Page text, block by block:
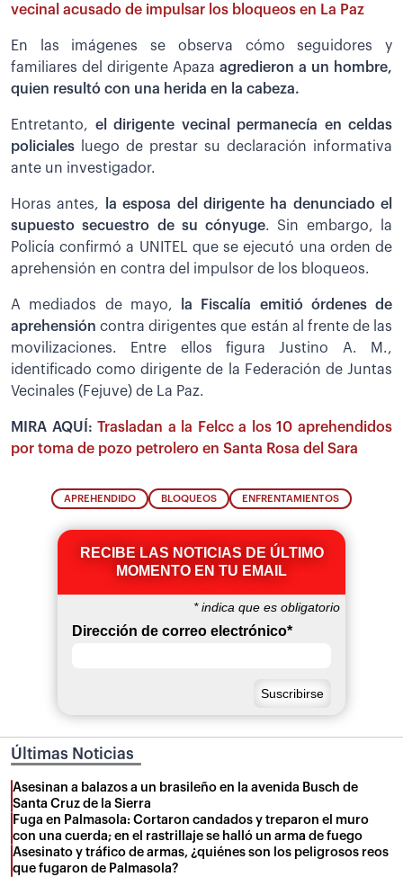
vecinal acusado de impulsar los bloqueos en La Paz
En las imágenes se observa cómo seguidores y
familiares del dirigente Apaza agredieron a un hombre,
quien resultó con una herida en la cabeza.
Entretanto, el dirigente vecinal permanecía en celdas
policiales luego de prestar su declaración informativa
ante un investigador.
Horas antes,
la esposa del dirigente ha denunciado el
supuesto secuestro de su cónyuge. Sin embargo, la
Policía confirmó a UNITEL que se ejecutó una orden de
aprehensión en contra del impulsor de los bloqueos.
A mediados de mayo, la Fiscalía emitió órdenes de
aprehensión contra dirigentes que están al frente de las
movilizaciones. Entre ellos figura Justino A. M.,
identificado como dirigente de la Federación de Juntas
Vecinales (Fejuve) de La Paz.
MIRA AQUÍ:Trasladan a la Felcc a los 10 aprehendidos
por toma de pozo petrolero en Santa Rosa del Sara
APREHENDIDO BLOQUEOS ENFRENTAMIENTOS
RECIBE LAS NOTICIAS DE ÚLTIMO
MOMENTO EN TU EMAIL
*indica que es obligatorio
Dirección de correo electrónico*
Últimas Noticias
Asesinan a balazos a un brasileño en la avenida Busch de
Santa Cruz de la Sierra
Fuga en Palmasola: Cortaron candados y treparon el muro
con una cuerda; en el rastrillaje se halló un arma de fuego
Asesinato y tráfico de armas, ¿quiénes son los peligrosos reos
que fugaron de Palmasola?